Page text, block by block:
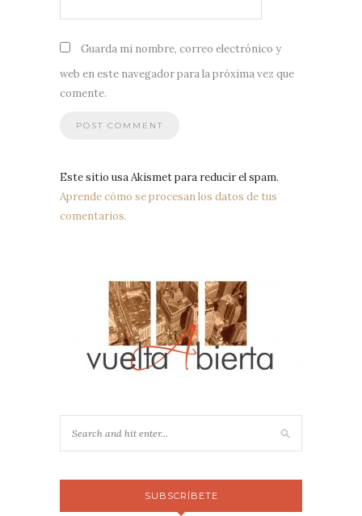
Guarda mi nombre, correo electrónico y
web en este navegador para la próxima vez que
comente.
Este sitio usa Akismet para reducir el spam.
Aprende cómo se procesan los datos de tus
comentarios.
SUBSCRÍBETE